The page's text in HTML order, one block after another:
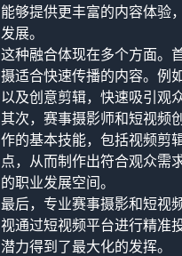
能够提供更丰富的内容体验
发展。
这种融合体现在多个方面。
摄适合快速传播的内容。例
以及创意剪辑，快速吸引观
其次，赛事摄影师和短视频
作的基本技能，包括视频剪
点，从而制作出符合观众需
的职业发展空间。
最后，专业赛事摄影和短视
视通过短视频平台进行精准
潜力得到了最大化的发挥。